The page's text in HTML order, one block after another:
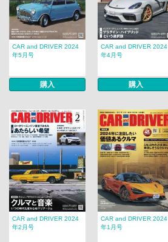
CAR and DRIVER 2024
年5月号
購入
CAR and DRIVER 2024
年4月号
購入
CAR and DRIVER 2024
年2月号
CAR and DRIVER 2024
年1月号